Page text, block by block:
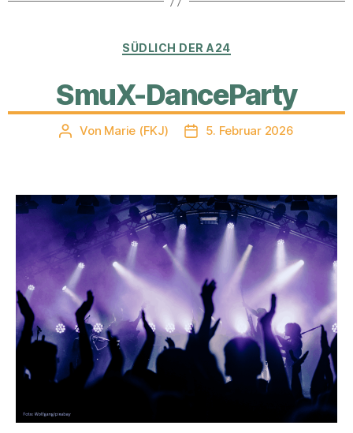
Kategorien
SÜDLICH DER A24
SmuX-DanceParty
Beitragsautor
Von Marie (FKJ) Veröffentlichungsdatum
5. Februar 2026